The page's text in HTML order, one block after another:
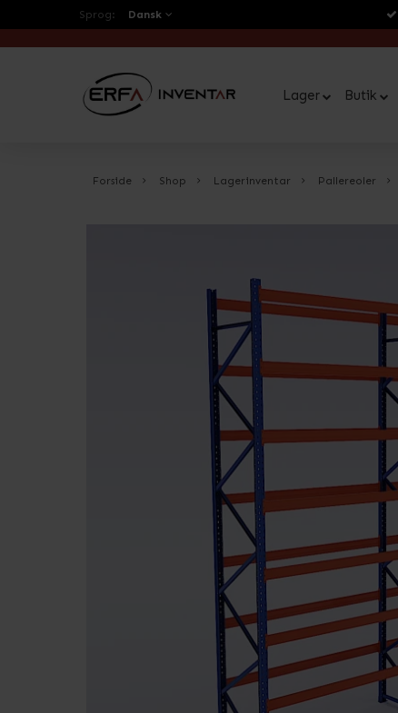
Sprog: Dansk
Lager Butik
Forside Shop Lagerinventar Pallereoler